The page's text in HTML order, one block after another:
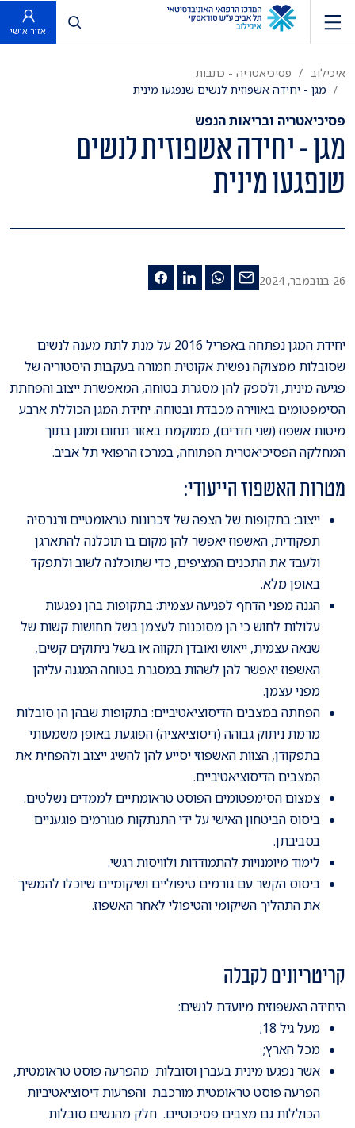
פתח חיפוש
אזור אישי
איכילוב
פסיכיאטריה - כתבות
מגן - יחידה אשפוזית לנשים שנפגעו מינית
פסיכיאטריה ובריאות הנפש
מגן - יחידה אשפוזית לנשים
שנפגעו מינית
26 בנובמבר, 2024
יחידת המגן נפתחה באפריל 2016 על מנת לתת מענה לנשים
שסובלות ממצוקה נפשית אקוטית חמורה בעקבות היסטוריה של
פגיעה מינית, ולספק להן מסגרת בטוחה, המאפשרת ייצוב והפחתת
הסימפטומים באווירה מכבדת ובטוחה. יחידת המגן הכוללת ארבע
מיטות אשפוז (שני חדרים), ממוקמת באזור תחום ומוגן בתוך
המחלקה הפסיכיאטרית הפתוחה, במרכז הרפואי תל אביב.
מטרות האשפוז הייעודי:
ייצוב: בתקופות של הצפה של זיכרונות טראומטיים ורגרסיה
תפקודית, האשפוז יאפשר להן מקום בו תוכלנה להתארגן
ולעבד את התכנים המציפים, כדי שתוכלנה לשוב ולתפקד
באופן מלא.
הגנה מפני הדחף לפגיעה עצמית: בתקופות בהן נפגעות
עלולות לחוש כי הן מסוכנות לעצמן בשל תחושות קשות של
שנאה עצמית, ייאוש ואובדן תקווה או בשל ניתוקים קשים,
האשפוז יאפשר להן לשהות במסגרת בטוחה המגנה עליהן
מפני עצמן.
הפחתה במצבים הדיסוציאטיביים: בתקופות שבהן הן סובלות
מרמת ניתוק גבוהה (דיסוציאציה) הפוגעת באופן משמעותי
בתפקודן, הצוות האשפוזי יסייע להן להשיג ייצוב ולהפחית את
המצבים הדיסוציאטיביים.
צמצום הסימפטומים הפוסט טראומתיים לממדים נשלטים.
ביסוס הביטחון האישי על ידי התנתקות מגורמים פוגעניים
בסביבתן.
לימוד מיומנויות להתמודדות ולוויסות רגשי.
ביסוס הקשר עם גורמים טיפוליים ושיקומיים שיוכלו להמשיך
את התהליך השיקומי והטיפולי לאחר האשפוז.
קריטריונים לקבלה
היחידה האשפוזית מיועדת לנשים:
מעל גיל 18;
מכל הארץ;
אשר נפגעו מינית בעברן וסובלות מהפרעה פוסט טראומטית,
הפרעה פוסט טראומטית מורכבת והפרעות דיסוציאטיביות
הכוללות גם מצבים פסיכוטיים. חלק מהנשים סובלות